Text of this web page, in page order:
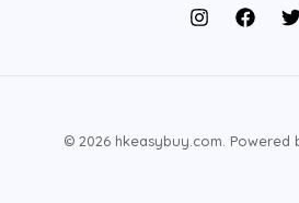
© 2026 hkeasybuy.com. Powered